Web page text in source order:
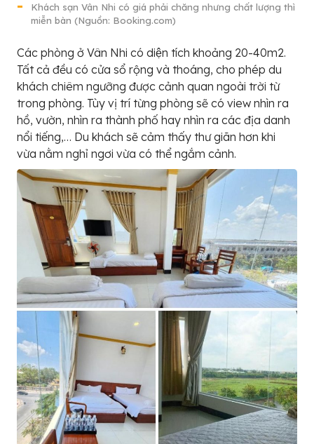
Khách sạn Vân Nhi có giá phải chăng nhưng chất lượng thì
miễn bàn (Nguồn: Booking.com)
Các phòng ở Vân Nhi có diện tích khoảng 20-40m2.
Tất cả đều có cửa sổ rộng và thoáng, cho phép du
khách chiêm ngưỡng được cảnh quan ngoài trời từ
trong phòng. Tùy vị trí từng phòng sẽ có view nhìn ra
hồ, vườn, nhìn ra thành phố hay nhìn ra các địa danh
nổi tiếng,… Du khách sẽ cảm thấy thư giãn hơn khi
vừa nằm nghỉ ngơi vừa có thể ngắm cảnh.